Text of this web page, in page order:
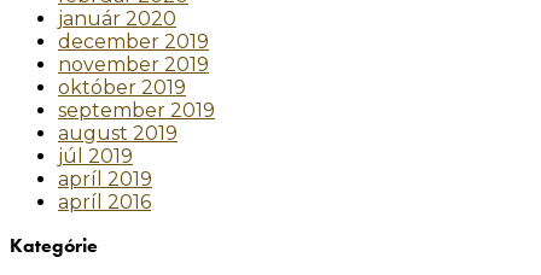
január 2020
december 2019
november 2019
október 2019
september 2019
august 2019
júl 2019
apríl 2019
apríl 2016
Kategórie